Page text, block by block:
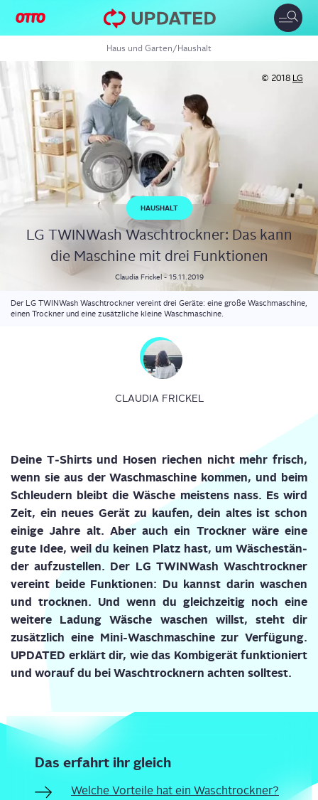
Toggle
Haus und Garten/Haushalt
© 2018 LG
HAUSHALT
LG TWIN­Wa­sh Wasch­trock­ner: Das kann
die Maschi­ne mit drei Funktionen
Claudia Frickel- 15.11.2019
Der LG TWINWash Waschtrockner vereint drei Geräte: eine große Waschmaschine,
einen Trockner und eine zusätzliche kleine Waschmaschine.
CLAUDIA FRICKEL
Dei­ne T‑Shirts und Hosen rie­chen nicht mehr frisch,
wenn sie aus der Wasch­ma­schi­ne kom­men, und beim
Schleu­dern bleibt die Wäsche meis­tens nass. Es wird
Zeit, ein neu­es Gerät zu kau­fen, dein altes ist schon
eini­ge Jah­re alt. Aber auch ein Trock­ner wäre eine
gute Idee, weil du kei­nen Platz hast, um Wäsche­stän­
der auf­zu­stel­len. Der LG TWIN­Wa­sh Wasch­trock­ner
ver­eint bei­de Funk­tio­nen: Du kannst dar­in waschen
und trock­nen. Und wenn du gleich­zei­tig noch eine
wei­te­re Ladung Wäsche waschen willst, steht dir
zusätz­lich eine Mini-Wasch­ma­schi­ne zur Ver­fü­gung.
UPDATED erklärt dir, wie das Kom­bi­ge­rät funk­tio­niert
und wor­auf du bei Wasch­trock­nern ach­ten solltest.
Das erfahrt ihr gleich
Wel­che Vor­tei­le hat ein Waschtrockner?